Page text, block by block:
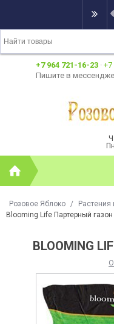
+7 964 721-16-23 · +7
Пишите в
Розовое Яблоко / Растения
Blooming Life Партерный газон
BLOOMING